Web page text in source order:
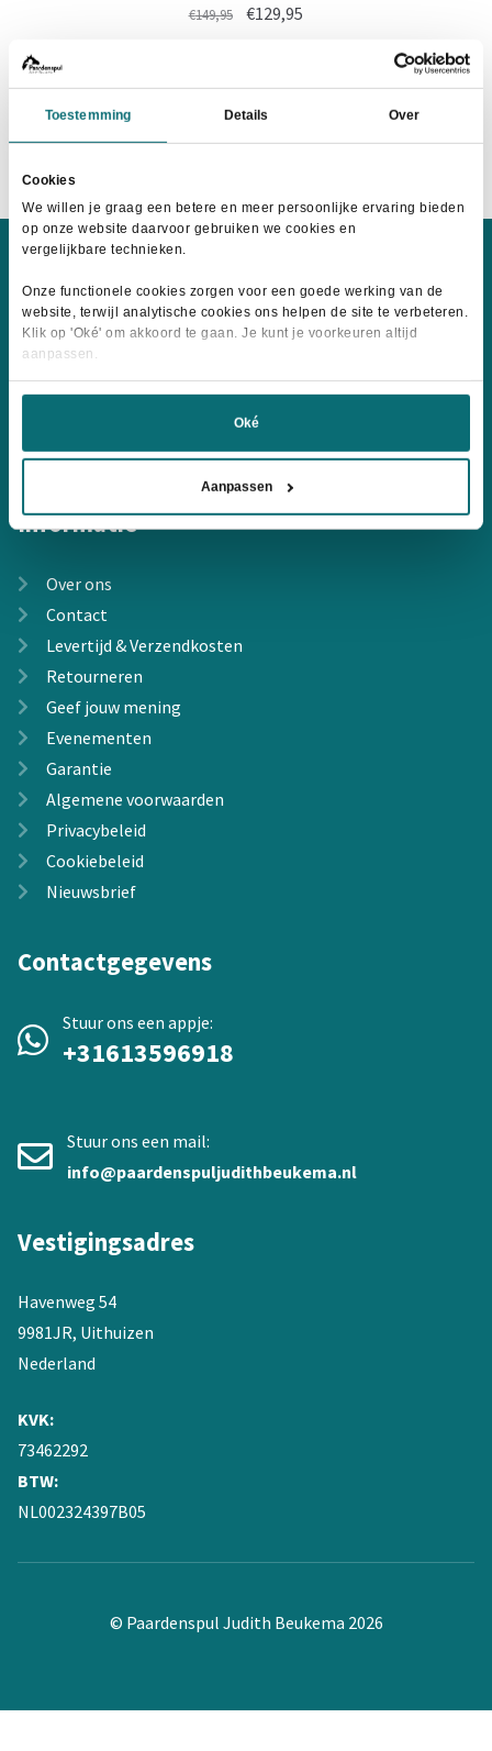
Toestemming Details Over
Cookies
We willen je graag een betere en meer persoonlijke ervaring bieden
op onze website daarvoor gebruiken we cookies en
vergelijkbare technieken.
Onze functionele cookies zorgen voor een goede werking van de
website, terwijl analytische cookies ons helpen de site te verbeteren.
Klik op 'Oké' om akkoord te gaan. Je kunt je voorkeuren altijd
aanpassen.
Oké
Aanpassen
€149,95
Oorspronkelijke
€149,95.
€129,95
€129,95.product
meerdere
optie
worden
op
productpagina
Informatie
Over ons
Contact
Levertijd & Verzendkosten
Retourneren
Geef jouw mening
Evenementen
Garantie
Algemene voorwaarden
Privacybeleid
Cookiebeleid
Nieuwsbrief
Contactgegevens
Stuur ons een appje:
+31613596918
Stuur ons een mail:
info@paardenspuljudithbeukema.nl
Vestigingsadres
Havenweg 54
9981JR, Uithuizen
Nederland
KVK:
73462292
BTW:
NL002324397B05
© Paardenspul Judith Beukema 2026